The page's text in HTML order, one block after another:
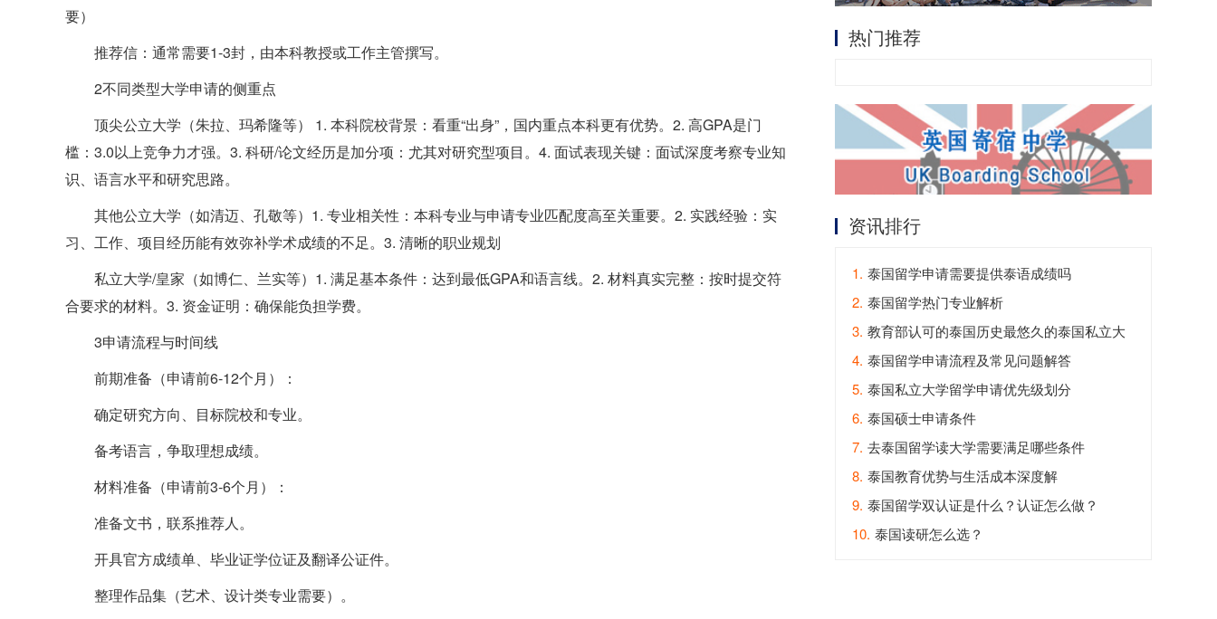
要）
推荐信：通常需要1-3封，由本科教授或工作主管撰写。
2不同类型大学申请的侧重点
顶尖公立大学（朱拉、玛希隆等） 1. 本科院校背景：看重“出身”，国内重点本科更有优势。2. 高GPA是门
槛：3.0以上竞争力才强。3. 科研/论文经历是加分项：尤其对研究型项目。4. 面试表现关键：面试深度考察专业知
识、语言水平和研究思路。
其他公立大学（如清迈、孔敬等）1. 专业相关性：本科专业与申请专业匹配度高至关重要。2. 实践经验：实
习、工作、项目经历能有效弥补学术成绩的不足。3. 清晰的职业规划
私立大学/皇家（如博仁、兰实等）1. 满足基本条件：达到最低GPA和语言线。2. 材料真实完整：按时提交符
合要求的材料。3. 资金证明：确保能负担学费。
3申请流程与时间线
前期准备（申请前6-12个月）：
确定研究方向、目标院校和专业。
备考语言，争取理想成绩。
材料准备（申请前3-6个月）：
准备文书，联系推荐人。
开具官方成绩单、毕业证学位证及翻译公证件。
整理作品集（艺术、设计类专业需要）。
热门推荐
资讯排行
1. 泰国留学申请需要提供泰语成绩吗
2. 泰国留学热门专业解析
3. 教育部认可的泰国历史最悠久的泰国私立大
学
4. 泰国留学申请流程及常见问题解答
5. 泰国私立大学留学申请优先级划分
6. 泰国硕士申请条件
7. 去泰国留学读大学需要满足哪些条件
8. 泰国教育优势与生活成本深度解
9. 泰国留学双认证是什么？认证怎么做？
10. 泰国读研怎么选？